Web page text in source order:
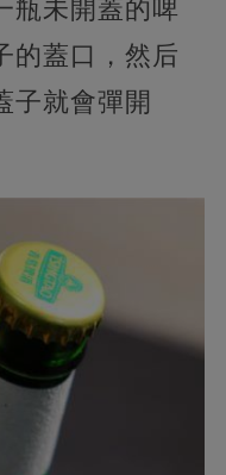
瓶未開蓋的啤
的蓋口，然后
子就會彈開